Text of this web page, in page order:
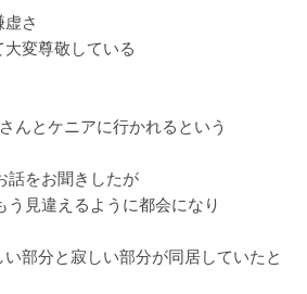
さ
変尊敬している
んとケニアに行かれるという
話をお聞きしたが
見違えるように都会になり
部分と寂しい部分が同居していたと